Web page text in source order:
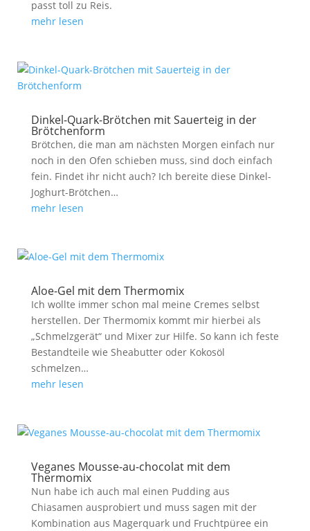
passt toll zu Reis.
mehr lesen
Dinkel-Quark-Brötchen mit Sauerteig in der
Brötchenform
Brötchen, die man am nächsten Morgen einfach nur
noch in den Ofen schieben muss, sind doch einfach
fein. Findet ihr nicht auch? Ich bereite diese Dinkel-
Joghurt-Brötchen…
mehr lesen
Aloe-Gel mit dem Thermomix
Ich wollte immer schon mal meine Cremes selbst
herstellen. Der Thermomix kommt mir hierbei als
„Schmelzgerät“ und Mixer zur Hilfe. So kann ich feste
Bestandteile wie Sheabutter oder Kokosöl
schmelzen…
mehr lesen
Veganes Mousse-au-chocolat mit dem
Thermomix
Nun habe ich auch mal einen Pudding aus
Chiasamen ausprobiert und muss sagen mit der
Kombination aus Magerquark und Fruchtpüree ein